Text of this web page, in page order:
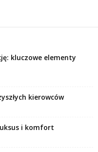
kluczowe elementy
kierowców
i komfort